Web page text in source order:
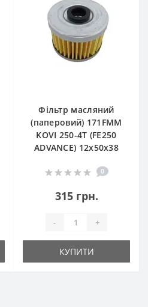
Фільтр масляний
(паперовий) 171FMM
KOVI 250-4T (FE250
ADVANCE) 12х50х38
0
315 грн.
- +
КУПИТИ